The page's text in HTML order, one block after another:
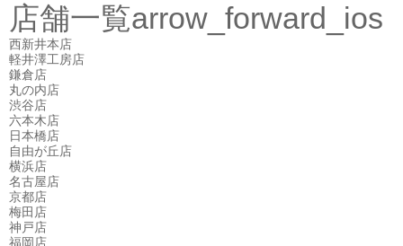
店舗一覧arrow_forward_ios
西新井本店
軽井澤工房店
鎌倉店
丸の内店
渋谷店
六本木店
日本橋店
自由が丘店
横浜店
名古屋店
京都店
梅田店
神戸店
福岡店